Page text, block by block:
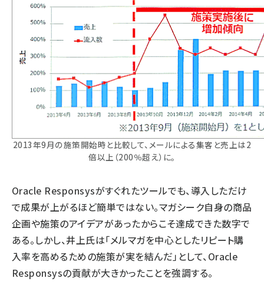
2013年9月の施策開始時と比較して、メールによる集客と売上は2
倍以上（200％超え）に。
Oracle Responsysがすぐれたツールでも、導入しただけ
で成果が上がるほど簡単ではない。マガシーク自身の商品
企画や施策のアイデアがあったからこそ達成できた数字で
ある。しかし、井上氏は「メルマガを中心としたリピート購
入率を高めるための施策が実を結んだ」として、Oracle
Responsysの貢献が大きかったことを強調する。